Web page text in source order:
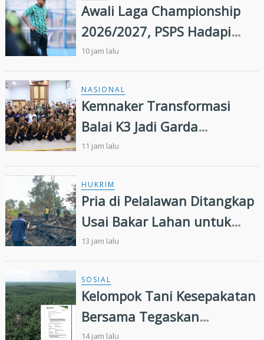
Awali Laga Championship
2026/2027, PSPS Hadapi
PSIS Malam Ini
10 jam lalu
NASIONAL
Kemnaker Transformasi
Balai K3 Jadi Garda
Terdepan Pencegahan
Kecelakaan Kerja
11 jam lalu
HUKRIM
Pria di Pelalawan Ditangkap
Usai Bakar Lahan untuk
Kebun Sawit
13 jam lalu
SOSIAL
Kelompok Tani Kesepakatan
Bersama Tegaskan
14 jam lalu